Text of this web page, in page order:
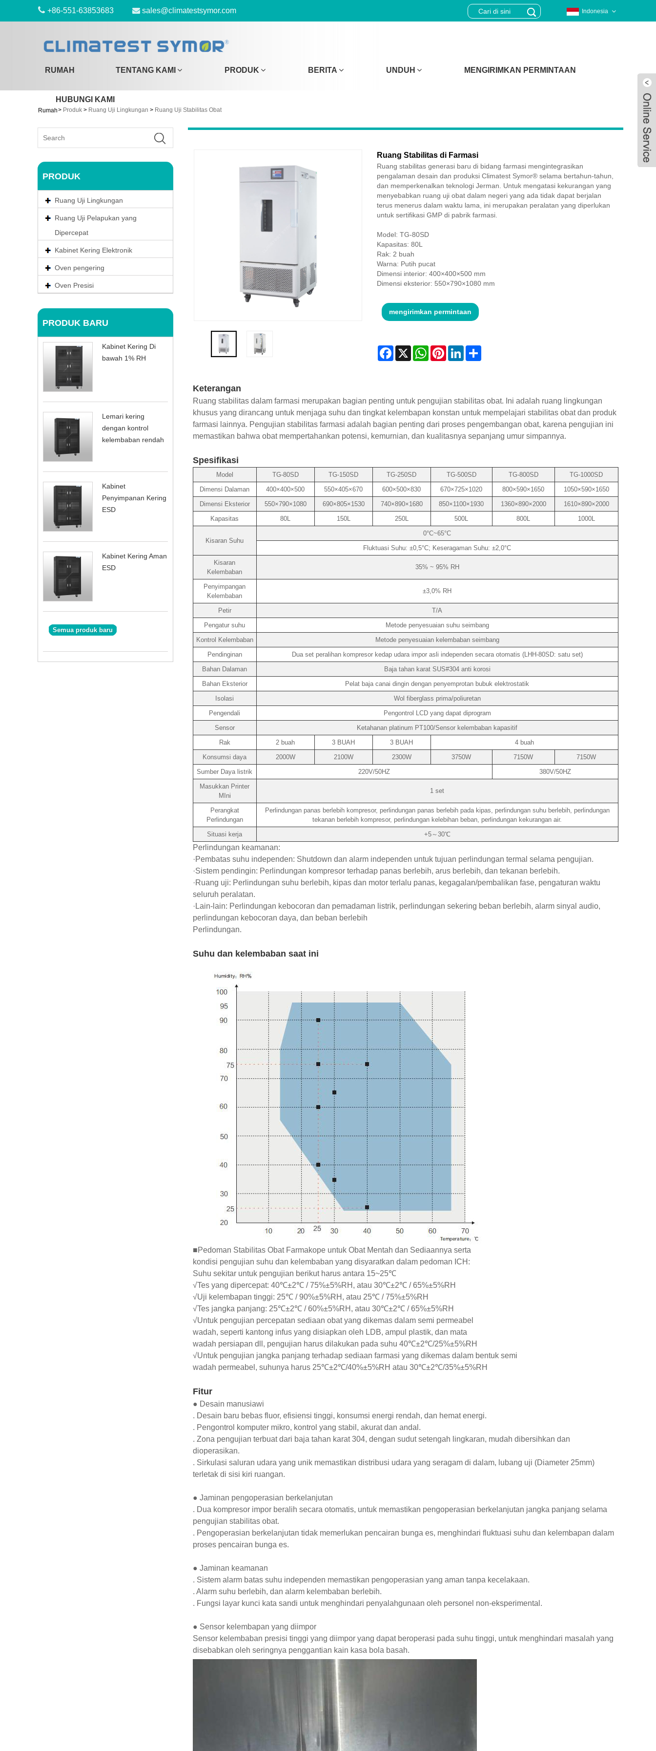
+86-551-63853683 sales@climatestsymor.com Indonesia
RUMAH TENTANG KAMI PRODUK BERITA UNDUH MENGIRIMKAN PERMINTAAN
HUBUNGI KAMI
Rumah> Produk > Ruang Uji Lingkungan > Ruang Uji Stabilitas Obat
PRODUK
Ruang Uji Lingkungan
Ruang Uji Pelapukan yang
Dipercepat
Kabinet Kering Elektronik
Oven pengering
Oven Presisi
PRODUK BARU
Kabinet Kering Di
bawah 1% RH
Lemari kering
dengan kontrol
kelembaban rendah
Kabinet
Penyimpanan Kering
ESD
Kabinet Kering Aman
ESD
Semua produk baru
Ruang Stabilitas di Farmasi
Ruang stabilitas generasi baru di bidang farmasi mengintegrasikan
pengalaman desain dan produksi Climatest Symor® selama bertahun-tahun,
dan memperkenalkan teknologi Jerman. Untuk mengatasi kekurangan yang
menyebabkan ruang uji obat dalam negeri yang ada tidak dapat berjalan
terus menerus dalam waktu lama, ini merupakan peralatan yang diperlukan
untuk sertifikasi GMP di pabrik farmasi.
Model: TG-80SD
Kapasitas: 80L
Rak: 2 buah
Warna: Putih pucat
Dimensi interior: 400×400×500 mm
Dimensi eksterior: 550×790×1080 mm
mengirimkan permintaan
Facebook
X WhatsAppPinterestLinkedInShare
Keterangan
Ruang stabilitas dalam farmasi merupakan bagian penting untuk pengujian stabilitas obat. Ini adalah ruang lingkungan
khusus yang dirancang untuk menjaga suhu dan tingkat kelembapan konstan untuk mempelajari stabilitas obat dan produk
farmasi lainnya. Pengujian stabilitas farmasi adalah bagian penting dari proses pengembangan obat, karena pengujian ini
memastikan bahwa obat mempertahankan potensi, kemurnian, dan kualitasnya sepanjang umur simpannya.
Spesifikasi
Model TG-80SD TG-150SD TG-250SD TG-500SD TG-800SD
TG-1000SD
Dimensi Dalaman
400×400×500 550×405×670 600×500×830 670×725×1020 800×590×1650
1050×590×1650
Dimensi Eksterior
550×790×1080 690×805×1530 740×890×1680 850×1100×1930 1360×890×2000
1610×890×2000
Kapasitas
80L 150L 250L 500L 800L 1000L
Kisaran Suhu
0°C~65°C
Fluktuasi Suhu: ±0,5°C; Keseragaman Suhu: ±2,0°C
Kisaran
Kelembaban
35% ~ 95% RH
Penyimpangan
Kelembaban
±3,0% RH
Petir
T/A
Pengatur suhu
Metode penyesuaian suhu seimbang
Kontrol Kelembaban
Metode penyesuaian kelembaban seimbang
Pendinginan
Dua set peralihan kompresor kedap udara impor asli independen secara otomatis (LHH-80SD: satu set)
Bahan Dalaman
Baja tahan karat SUS#304 anti korosi
Bahan Eksterior
Pelat baja canai dingin dengan penyemprotan bubuk elektrostatik
Isolasi
Wol fiberglass prima/poliuretan
Pengendali
Pengontrol LCD yang dapat diprogram
Sensor
Ketahanan platinum PT100/Sensor kelembaban kapasitif
Rak
2 buah 3 BUAH 3 BUAH
4 buah
Konsumsi daya
2000W 2100W 2300W 3750W 7150W
7150W
Sumber Daya listrik
220V/50HZ
380V/50HZ
Masukkan Printer
MIni
1 set
Perangkat
Perlindungan
Perlindungan panas berlebih kompresor, perlindungan panas berlebih pada kipas, perlindungan suhu berlebih, perlindungan
tekanan berlebih kompresor, perlindungan kelebihan beban, perlindungan kekurangan air.
Situasi kerja
+5～30℃
Perlindungan keamanan:
·Pembatas suhu independen: Shutdown dan alarm independen untuk tujuan perlindungan termal selama pengujian.
·Sistem pendingin: Perlindungan kompresor terhadap panas berlebih, arus berlebih, dan tekanan berlebih.
·Ruang uji: Perlindungan suhu berlebih, kipas dan motor terlalu panas, kegagalan/pembalikan fase, pengaturan waktu
seluruh peralatan.
·Lain-lain: Perlindungan kebocoran dan pemadaman listrik, perlindungan sekering beban berlebih, alarm sinyal audio,
perlindungan kebocoran daya, dan beban berlebih
Perlindungan.
Suhu dan kelembaban saat ini
■Pedoman Stabilitas Obat Farmakope untuk Obat Mentah dan Sediaannya serta
kondisi pengujian suhu dan kelembaban yang disyaratkan dalam pedoman ICH:
Suhu sekitar untuk pengujian berikut harus antara 15~25℃
√Tes yang dipercepat: 40℃±2℃ / 75%±5%RH, atau 30℃±2℃ / 65%±5%RH
√Uji kelembapan tinggi: 25℃ / 90%±5%RH, atau 25℃ / 75%±5%RH
√Tes jangka panjang: 25℃±2℃ / 60%±5%RH, atau 30℃±2℃ / 65%±5%RH
√Untuk pengujian percepatan sediaan obat yang dikemas dalam semi permeabel
wadah, seperti kantong infus yang disiapkan oleh LDB, ampul plastik, dan mata
wadah persiapan dll, pengujian harus dilakukan pada suhu 40℃±2℃/25%±5%RH
√Untuk pengujian jangka panjang terhadap sediaan farmasi yang dikemas dalam bentuk semi
wadah permeabel, suhunya harus 25℃±2℃/40%±5%RH atau 30℃±2℃/35%±5%RH
Fitur
● Desain manusiawi
. Desain baru bebas fluor, efisiensi tinggi, konsumsi energi rendah, dan hemat energi.
. Pengontrol komputer mikro, kontrol yang stabil, akurat dan andal.
. Zona pengujian terbuat dari baja tahan karat 304, dengan sudut setengah lingkaran, mudah dibersihkan dan
dioperasikan.
. Sirkulasi saluran udara yang unik memastikan distribusi udara yang seragam di dalam, lubang uji (Diameter 25mm)
terletak di sisi kiri ruangan.
● Jaminan pengoperasian berkelanjutan
. Dua kompresor impor beralih secara otomatis, untuk memastikan pengoperasian berkelanjutan jangka panjang selama
pengujian stabilitas obat.
. Pengoperasian berkelanjutan tidak memerlukan pencairan bunga es, menghindari fluktuasi suhu dan kelembapan dalam
proses pencairan bunga es.
● Jaminan keamanan
. Sistem alarm batas suhu independen memastikan pengoperasian yang aman tanpa kecelakaan.
. Alarm suhu berlebih, dan alarm kelembaban berlebih.
. Fungsi layar kunci kata sandi untuk menghindari penyalahgunaan oleh personel non-eksperimental.
● Sensor kelembapan yang diimpor
Sensor kelembaban presisi tinggi yang diimpor yang dapat beroperasi pada suhu tinggi, untuk menghindari masalah yang
disebabkan oleh seringnya penggantian kain kasa bola basah.